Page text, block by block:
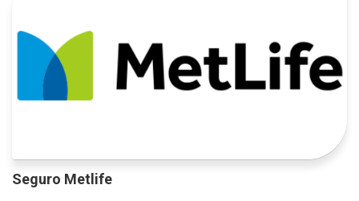
Seguro Metlife